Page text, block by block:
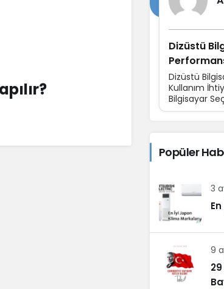
Dizüstü
Dizüstü
Kullanım
Bilgisayar
Teknolojinin
Popüler
3
9